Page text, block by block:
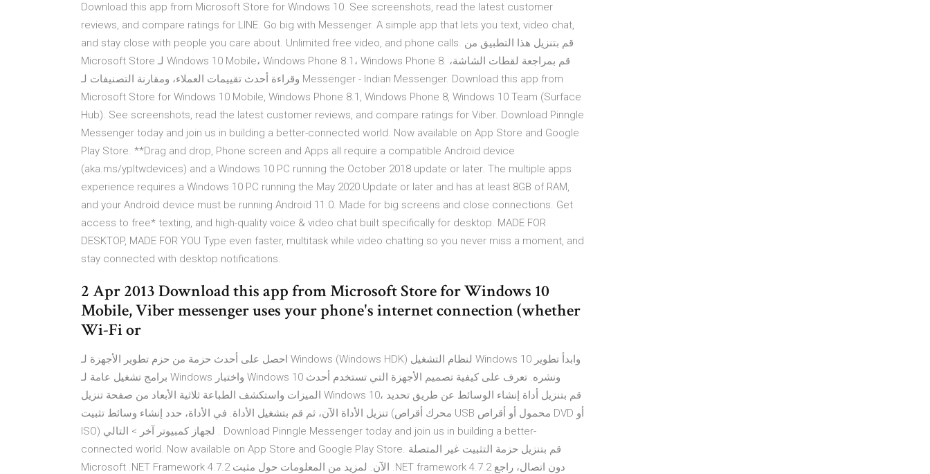
Download this app from Microsoft Store for Windows 10. See screenshots, read the latest customer
reviews, and compare ratings for LINE. Go big with Messenger. A simple app that lets you text, video chat,
and stay close with people you care about. Unlimited free video, and phone calls. قم بتنزيل هذا التطبيق من
Microsoft Store لـ Windows 10 Mobile، Windows Phone 8.1، Windows Phone 8. قم بمراجعة لقطات الشاشة،
وقراءة أحدث تقييمات العملاء، ومقارنة التصنيفات لـ Messenger - Indian Messenger. Download this app from
Microsoft Store for Windows 10 Mobile, Windows Phone 8.1, Windows Phone 8, Windows 10 Team (Surface
Hub). See screenshots, read the latest customer reviews, and compare ratings for Viber. Download Pinngle
Messenger today and join us in building a better-connected world. Now available on App Store and Google
Play Store. **Drag and drop, Phone screen and Apps all require a compatible Android device
(aka.ms/ypltwdevices) and a Windows 10 PC running the October 2018 update or later. The multiple apps
experience requires a Windows 10 PC running the May 2020 Update or later and has at least 8GB of RAM,
and your Android device must be running Android 11.0. Made for big screens and close connections. Get
access to free* texting, and high-quality voice & video chat built specifically for desktop. MADE FOR
DESKTOP, MADE FOR YOU Type even faster, multitask while video chatting so you never miss a moment, and
stay connected with desktop notifications.
2 Apr 2013 Download this app from Microsoft Store for Windows 10
Mobile, Viber messenger uses your phone's internet connection (whether
Wi-Fi or
احصل على أحدث حزمة من حزم تطوير الأجهزة لـ Windows (Windows HDK) لنظام التشغيل Windows 10 وابدأ تطوير
برامج تشغيل عامة لـ Windows واختبار Windows 10 ونشره. تعرف على كيفية تصميم الأجهزة التي تستخدم أحدث
الميزات واستكشف الطباعة ثلاثية الأبعاد من صفحة تنزيل Windows 10، قم بتنزيل أداة إنشاء الوسائط عن طريق تحديد
تنزيل الأداة الآن، ثم قم بتشغيل الأداة. في الأداة، حدد إنشاء وسائط تثبيت (محرك أقراص USB محمول أو أقراص DVD أو
ISO) لجهاز كمبيوتر آخر > التالي . Download Pinngle Messenger today and join us in building a better-
connected world. Now available on App Store and Google Play Store. قم بتنزيل حزمة التثبيت غير المتصلة
Microsoft .NET Framework 4.7.2 الآن. لمزيد من المعلومات حول مثبت .NET framework 4.7.2 دون اتصال، راجع